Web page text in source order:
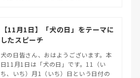
【11月1日】「犬の日」をテーマに
したスピーチ
犬の日皆さん、おはようございます。本
日11月1日は「犬の日」です。11（い
ち、いち）月1（いち）日という日付の